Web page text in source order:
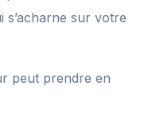
s’acharne sur votre
peut prendre en